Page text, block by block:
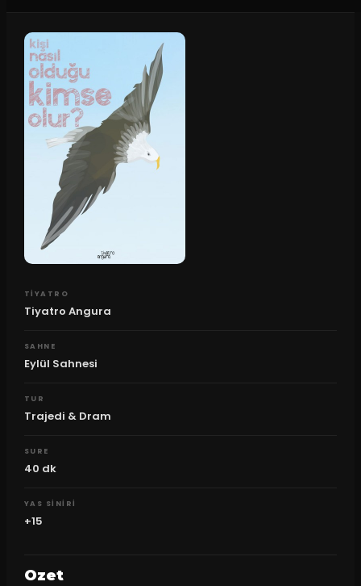
TIYATRO
Tiyatro Angura
SAHNE
Eylül Sahnesi
TUR
Trajedi & Dram
SURE
40 dk
YAS SINIRI
+15
Ozet